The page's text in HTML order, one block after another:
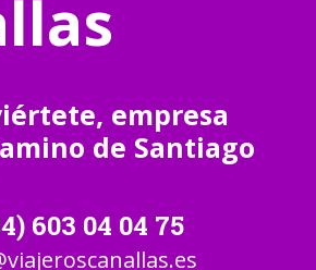
empresa
de Santiago
603 04 04 75